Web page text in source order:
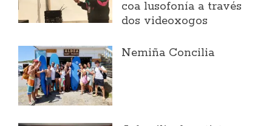
coa lusofonía a través
dos videoxogos
Nemiña Concilia